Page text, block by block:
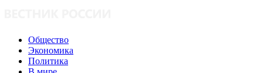
Общество
Экономика
Политика